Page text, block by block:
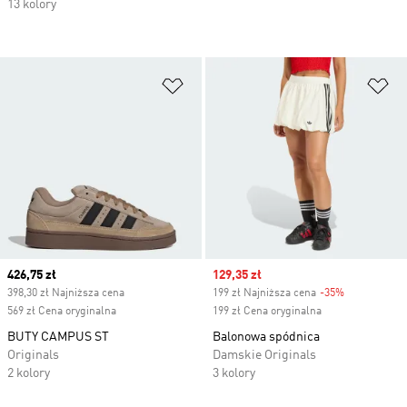
Dodaj do listy życzeń
Current price
426,75 zł
398,30 zł Najniższa cena
569 zł Cena oryginalna
BUTY CAMPUS ST
Originals
2 kolory
Sale price
129,35 zł
199 zł Najniższa cena -35%
199 zł Cena oryginalna
Balonowa spódnica
Damskie Originals
3 kolory
13 kolory